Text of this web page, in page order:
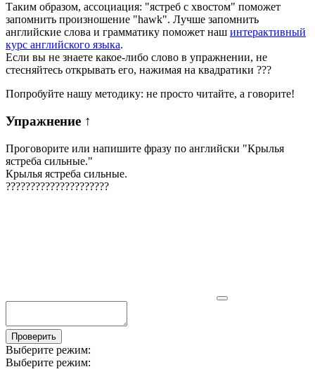
Таким образом, ассоциация: "ястреб с хвостом" поможет
запомнить произношение "hawk". Лучше запомнить
английские слова и грамматику поможет наш интерактивный
курс английского языка.
Если вы не знаете какое-либо слово в упражнении, не
стесняйтесь открывать его, нажимая на квадратики ???
Попробуйте нашу методику: не просто читайте, а говорите!
Упражнение ↑
Проговорите или напишите фразу по английски "Крылья
ястреба сильные."
Крылья ястреба сильные.
?????????????????????
Проверить
Выберите режим:
Выберите режим: